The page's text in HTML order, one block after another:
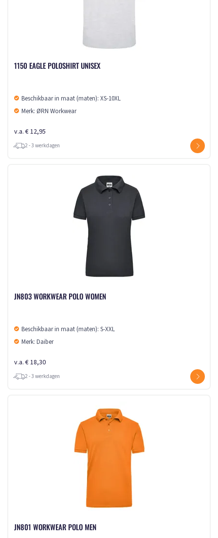
1150 EAGLE POLOSHIRT UNISEX
Beschikbaar in maat (maten): XS-10XL
Merk: ØRN Workwear
v.a. € 12,95
2 - 3 werkdagen
JN803 WORKWEAR POLO WOMEN
Beschikbaar in maat (maten): S-XXL
Merk: Daiber
v.a. € 18,30
2 - 3 werkdagen
JN801 WORKWEAR POLO MEN